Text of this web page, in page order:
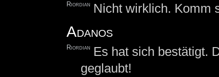
Riordian Nicht wirklich. Komm
Adanos
Riordian
Es hat sich bestätigt.
geglaubt!